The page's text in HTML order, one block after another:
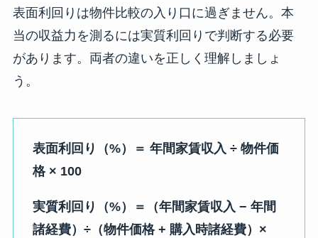
表面利回りは物件比較の入り口に過ぎません。本
当の収益力を測るには実質利回りで判断する必要
があります。両者の違いを正しく理解しましょ
う。
表面利回り（%）＝ 年間家賃収入 ÷ 物件価
格 × 100
実質利回り（%）＝（年間家賃収入 − 年間
諸経費）÷（物件価格 + 購入時諸経費）×